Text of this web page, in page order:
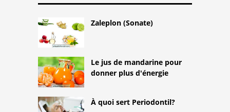
Zaleplon (Sonate)
Le jus de mandarine pour
donner plus d'énergie
À quoi sert Periodontil?